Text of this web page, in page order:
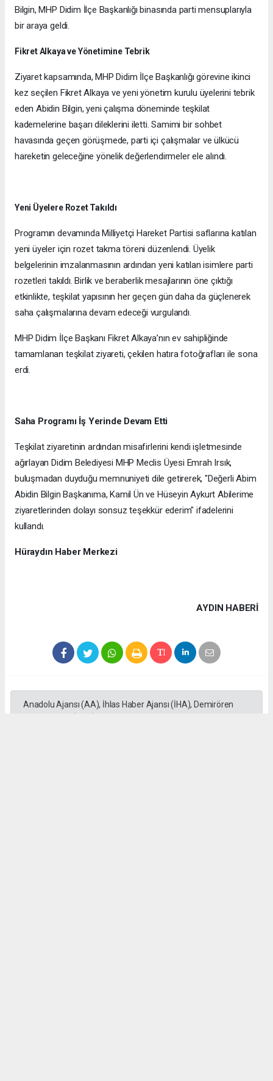
Bilgin, MHP Didim İlçe Başkanlığı binasında parti mensuplarıyla
bir araya geldi.
Fikret Alkaya ve Yönetimine Tebrik
Ziyaret kapsamında, MHP Didim İlçe Başkanlığı görevine ikinci
kez seçilen Fikret Alkaya ve yeni yönetim kurulu üyelerini tebrik
eden Abidin Bilgin, yeni çalışma döneminde teşkilat
kademelerine başarı dileklerini iletti. Samimi bir sohbet
havasında geçen görüşmede, parti içi çalışmalar ve ülkücü
hareketin geleceğine yönelik değerlendirmeler ele alındı.
Yeni Üyelere Rozet Takıldı
Programın devamında Milliyetçi Hareket Partisi saflarına katılan
yeni üyeler için rozet takma töreni düzenlendi. Üyelik
belgelerinin imzalanmasının ardından yeni katılan isimlere parti
rozetleri takıldı. Birlik ve beraberlik mesajlarının öne çıktığı
etkinlikte, teşkilat yapısının her geçen gün daha da güçlenerek
saha çalışmalarına devam edeceği vurgulandı.
MHP Didim İlçe Başkanı Fikret Alkaya’nın ev sahipliğinde
tamamlanan teşkilat ziyareti, çekilen hatıra fotoğrafları ile sona
erdi.
Saha Programı İş Yerinde Devam Etti
Teşkilat ziyaretinin ardından misafirlerini kendi işletmesinde
ağırlayan Didim Belediyesi MHP Meclis Üyesi Emrah Irsık,
buluşmadan duyduğu memnuniyeti dile getirerek, "Değerli Abim
Abidin Bilgin Başkanıma, Kamil Ün ve Hüseyin Aykurt Abilerime
ziyaretlerinden dolayı sonsuz teşekkür ederim" ifadelerini
kullandı.
Hüraydın Haber Merkezi
AYDIN HABERİ
Anadolu Ajansı (AA), İhlas Haber Ajansı (İHA), Demirören